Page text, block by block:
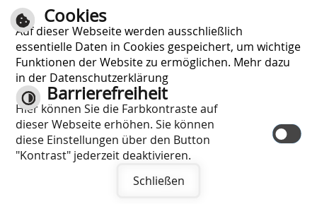
Montag
08:00 bis 12:00 Uhr
Dienstag
08:00 bis 12:00 Uhr
14:00 bis 16:00 Uhr
Mittwoch
08:00 bis 12:00 Uhr
Donnerstag
08:00 bis 12:00 Uhr
16:00 bis 18:00 Uhr
Cookies
Auf dieser Webseite werden ausschließlich
essentielle Daten in Cookies gespeichert, um wichtige
Funktionen der Website zu ermöglichen. Mehr dazu
in der Datenschutzerklärung
Barrierefreiheit
Hier können Sie die Farbkontraste auf
dieser Webseite erhöhen. Sie können
diese Einstellungen über den Button
"Kontrast" jederzeit deaktivieren.
Schließen